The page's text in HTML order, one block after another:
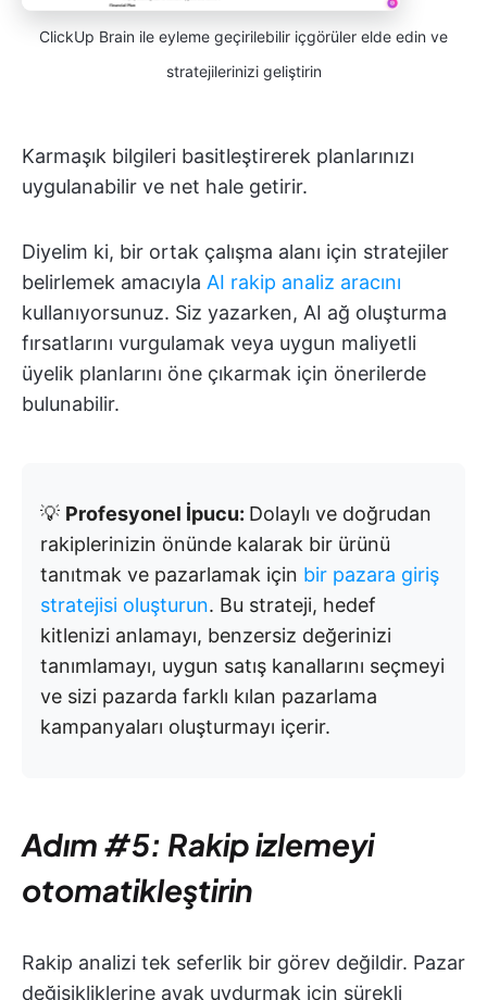
ClickUp Brain ile eyleme geçirilebilir içgörüler elde edin ve
stratejilerinizi geliştirin
Karmaşık bilgileri basitleştirerek planlarınızı
uygulanabilir ve net hale getirir.
Diyelim ki, bir ortak çalışma alanı için stratejiler
belirlemek amacıyla AI rakip analiz aracını
kullanıyorsunuz. Siz yazarken, AI ağ oluşturma
fırsatlarını vurgulamak veya uygun maliyetli
üyelik planlarını öne çıkarmak için önerilerde
bulunabilir.
💡 Profesyonel İpucu: Dolaylı ve doğrudan
rakiplerinizin önünde kalarak bir ürünü
tanıtmak ve pazarlamak için bir pazara giriş
stratejisi oluşturun. Bu strateji, hedef
kitlenizi anlamayı, benzersiz değerinizi
tanımlamayı, uygun satış kanallarını seçmeyi
ve sizi pazarda farklı kılan pazarlama
kampanyaları oluşturmayı içerir.
Adım #5: Rakip izlemeyi
otomatikleştirin
Rakip analizi tek seferlik bir görev değildir. Pazar
değişikliklerine ayak uydurmak için sürekli